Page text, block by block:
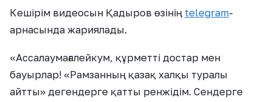
Кешірім видеосын Қадыров өзінің telegram-
арнасында жариялады.
«Ассалаумағалейкум, құрметті достар мен
бауырлар! «Рамзанның қазақ халқы туралы
айтты» дегендерге қатты ренжідім. Сендерге